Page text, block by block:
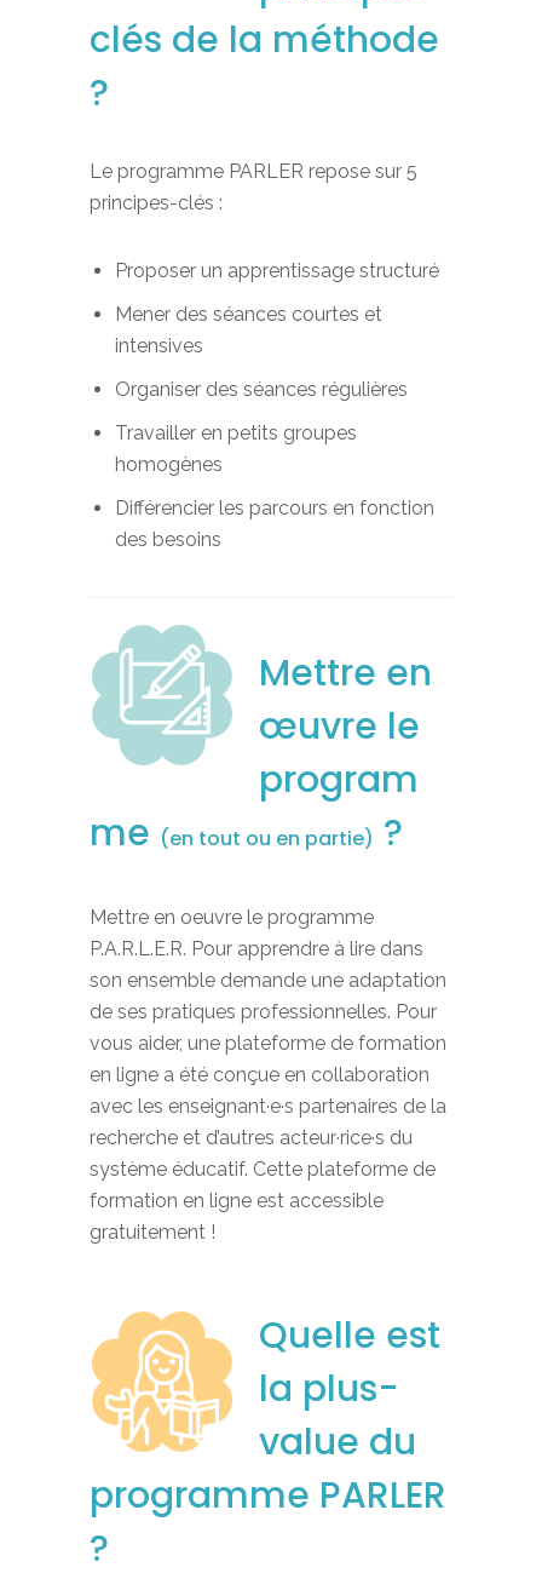
clés de la méthode
?
Le programme PARLER repose sur 5
principes-clés :
Proposer un apprentissage structuré
Mener des séances courtes et
intensives
Organiser des séances régulières
Travailler en petits groupes
homogènes
Différencier les parcours en fonction
des besoins
Mettre en
œuvre le
program
me (en tout ou en partie) ?
Mettre en oeuvre le programme
P.A.R.L.E.R. Pour apprendre à lire dans
son ensemble demande une adaptation
de ses pratiques professionnelles. Pour
vous aider, une plateforme de formation
en ligne a été conçue en collaboration
avec les enseignant·e·s partenaires de la
recherche et d’autres acteur·rice·s du
système éducatif. Cette plateforme de
formation en ligne est accessible
gratuitement !
Quelle est
la plus-
value du
programme PARLER
?